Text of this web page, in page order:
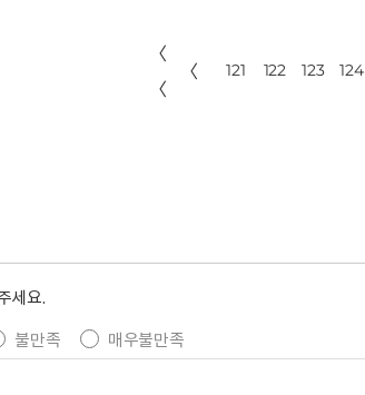
〈
〈
〈 121 122 123 124
세요.
불만족
매우불만족